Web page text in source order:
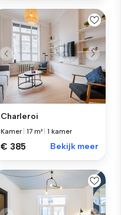
Charleroi
Kamer |17 m² |1 kamer
€ 385 Bekijk meer